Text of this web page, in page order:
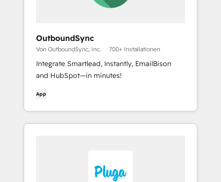
OutboundSync
Von OutboundSync, Inc. 700+ Installationen
Integrate Smartlead, Instantly, EmailBison
and HubSpot—in minutes!
App